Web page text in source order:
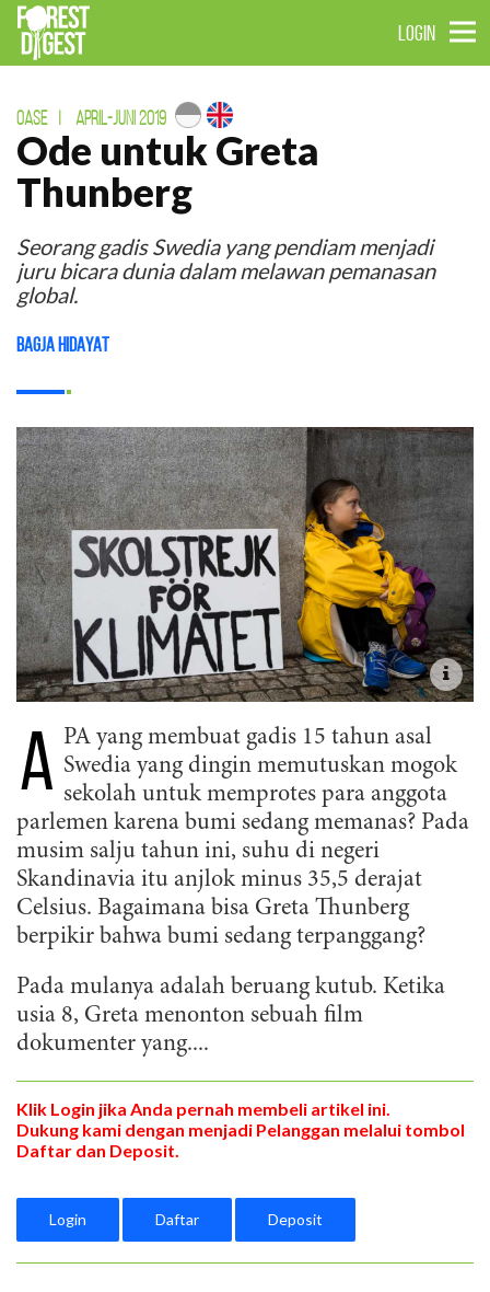
LOGIN
OASE APRIL-JUNI 2019
Ode untuk Greta
Thunberg
Seorang gadis Swedia yang pendiam menjadi
juru bicara dunia dalam melawan pemanasan
global.
Bagja Hidayat
A PA yang membuat gadis 15 tahun asal
Swedia yang dingin memutuskan mogok
sekolah untuk memprotes para anggota
parlemen karena bumi sedang memanas? Pada
musim salju tahun ini, suhu di negeri
Skandinavia itu anjlok minus 35,5 derajat
Celsius. Bagaimana bisa Greta Thunberg
berpikir bahwa bumi sedang terpanggang?
Pada mulanya adalah beruang kutub. Ketika
usia 8, Greta menonton sebuah film
dokumenter yang....
Klik Login jika Anda pernah membeli artikel ini.
Dukung kami dengan menjadi Pelanggan melalui tombol
Daftar dan Deposit.
Login Daftar Deposit